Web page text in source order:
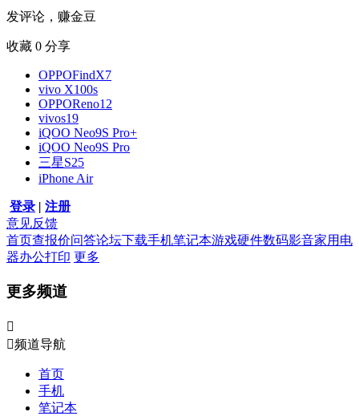
发评论，赚金豆
收藏 0 分享
OPPOFindX7
vivo X100s
OPPOReno12
vivos19
iQOO Neo9S Pro+
iQOO Neo9S Pro
三星S25
iPhone Air
登录 | 注册
意见反馈
首页查报价问答论坛下载手机笔记本游戏硬件数码影音家用电
器办公打印 更多
更多频道

频道导航
首页
手机
笔记本